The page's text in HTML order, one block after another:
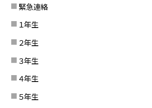
緊急連絡
１年生
２年生
３年生
４年生
５年生